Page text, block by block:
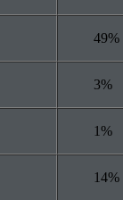
49%
3%
1%
14%